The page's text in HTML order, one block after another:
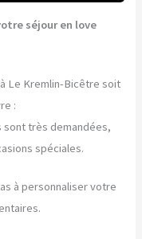
séjour en love
Le Kremlin-Bicêtre soit
:
sont très demandées,
spéciales.
à personnaliser votre